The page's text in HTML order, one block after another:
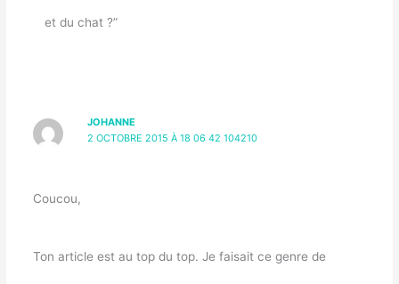
et du chat ?”
JOHANNE
2 OCTOBRE 2015 À 18 06 42 104210
Coucou,
Ton article est au top du top. Je faisait ce genre de